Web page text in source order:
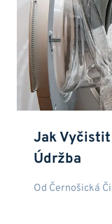
Jak Vyčistit
Údržba
Od Černošická